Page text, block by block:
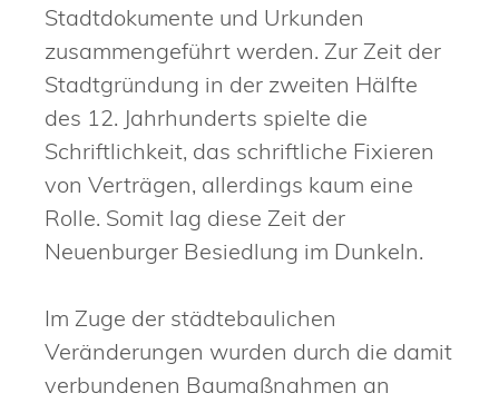
Stadtdokumente und Urkunden
zusammengeführt werden. Zur Zeit der
Stadtgründung in der zweiten Hälfte
des 12. Jahrhunderts spielte die
Schriftlichkeit, das schriftliche Fixieren
von Verträgen, allerdings kaum eine
Rolle. Somit lag diese Zeit der
Neuenburger Besiedlung im Dunkeln.
Im Zuge der städtebaulichen
Veränderungen wurden durch die damit
verbundenen Baumaßnahmen an